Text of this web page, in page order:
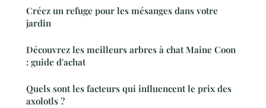
Créez un refuge pour les mésanges dans votre
jardin
Découvrez les meilleurs arbres à chat Maine Coon
: guide d'achat
Quels sont les facteurs qui influencent le prix des
axolotls ?